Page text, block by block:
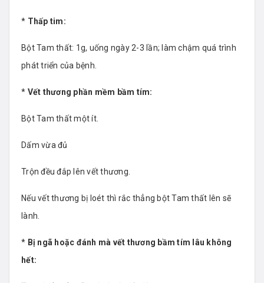
* Thấp tim:
Bột Tam thất: 1g, uống ngày 2-3 lần; làm chậm quá trình
phát triển của bệnh.
* Vết thương phần mềm bầm tím:
Bột Tam thất một ít.
Dấm vừa đủ
Trộn đều đắp lên vết thương.
Nếu vết thương bị loét thì rắc thẳng bột Tam thất lên sẽ
lành.
* Bị ngã hoặc đánh mà vết thương bầm tím lâu không
hết: